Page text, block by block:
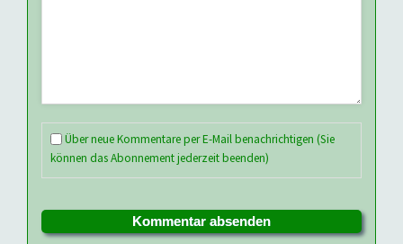
Über neue Kommentare per E-Mail benachrichtigen (Sie
können das Abonnement jederzeit beenden)
Kommentar absenden